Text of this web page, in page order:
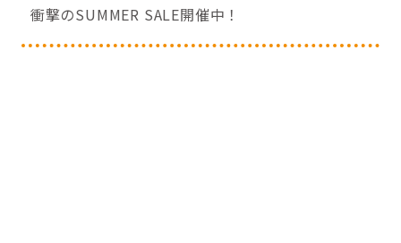
衝撃のSUMMER SALE開催中！